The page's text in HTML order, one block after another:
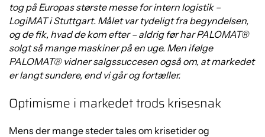
tog på Europas største messe for intern logistik –
LogiMAT i Stuttgart. Målet var tydeligt fra begyndelsen,
og de fik, hvad de kom efter – aldrig før har PALOMAT®
solgt så mange maskiner på en uge. Men ifølge
PALOMAT® vidner salgssuccesen også om, at markedet
er langt sundere, end vi går og fortæller.
Optimisme i markedet trods krisesnak
Mens der mange steder tales om krisetider og